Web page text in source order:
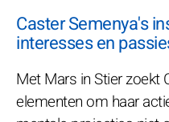
Caster Semenya's
interesses en
Met Mars in Stier zoekt
elementen om haar